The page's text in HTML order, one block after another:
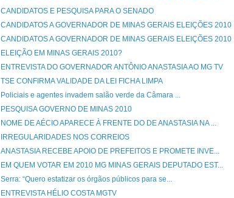
CANDIDATOS E PESQUISA PARA O SENADO
CANDIDATOS A GOVERNADOR DE MINAS GERAIS ELEIÇÕES 2010
CANDIDATOS A GOVERNADOR DE MINAS GERAIS ELEIÇÕES 2010
ELEIÇÃO EM MINAS GERAIS 2010?
ENTREVISTA DO GOVERNADOR ANTÔNIO ANASTASIA AO MG TV
TSE CONFIRMA VALIDADE DA LEI FICHA LIMPA
Policiais e agentes invadem salão verde da Câmara ...
PESQUISA GOVERNO DE MINAS 2010
NOME DE AÉCIO APARECE À FRENTE DO DE ANASTASIA NA ...
IRREGULARIDADES NOS CORREIOS
ANASTASIA RECEBE APOIO DE PREFEITOS E PROMETE INVE...
EM QUEM VOTAR EM 2010 MG MINAS GERAIS DEPUTADO EST...
Serra: “Quero estatizar os órgãos públicos para se...
ENTREVISTA HÉLIO COSTA MGTV